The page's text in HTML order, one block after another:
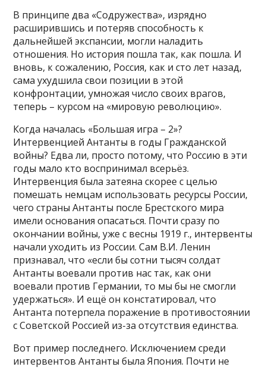
В принципе два «Содружества», изрядно
расширившись и потеряв способность к
дальнейшей экспансии, могли наладить
отношения. Но история пошла так, как пошла. И
вновь, к сожалению, Россия, как и сто лет назад,
сама ухудшила свои позиции в этой
конфронтации, умножая число своих врагов,
теперь – курсом на «мировую революцию».
Когда началась «Большая игра – 2»?
Интервенцией Антанты в годы Гражданской
войны? Едва ли, просто потому, что Россию в эти
годы мало кто воспринимал всерьёз.
Интервенция была затеяна скорее с целью
помешать немцам использовать ресурсы России,
чего страны Антанты после Брестского мира
имели основания опасаться. Почти сразу по
окончании войны, уже с весны 1919 г., интервенты
начали уходить из России. Сам В.И. Ленин
признавал, что «если бы сотни тысяч солдат
Антанты воевали против нас так, как они
воевали против Германии, то мы бы не смогли
удержаться». И ещё он констатировал, что
Антанта потерпела поражение в противостоянии
с Советской Россией из-за отсутствия единства.
Вот пример последнего. Исключением среди
интервентов Антанты была Япония. Почти не